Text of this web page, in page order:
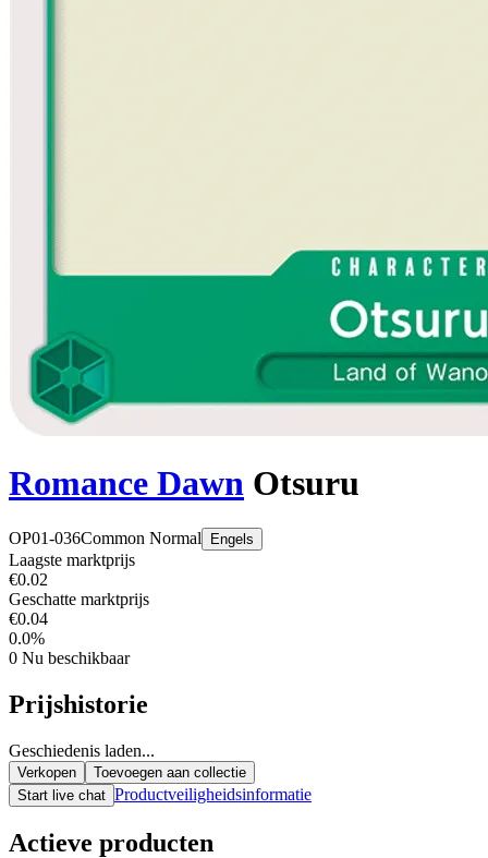
Romance Dawn Otsuru
OP01-036Common Normal Engels
Laagste marktprijs
€0.02
Geschatte marktprijs
€0.04
0.0%
0 Nu beschikbaar
Prijshistorie
Geschiedenis laden...
Verkopen
Toevoegen aan collectie
Start live chat Productveiligheidsinformatie
Actieve producten